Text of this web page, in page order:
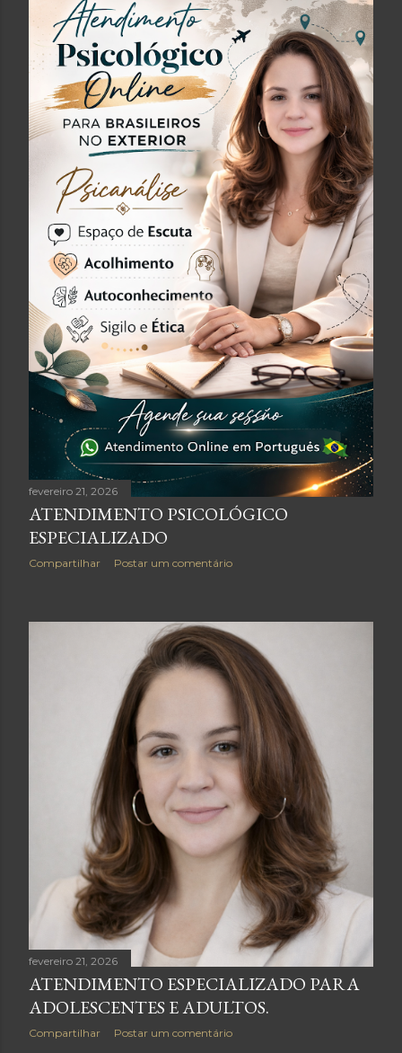
fevereiro 21, 2026
ATENDIMENTO PSICOLÓGICO
ESPECIALIZADO
Compartilhar Postar um comentário
fevereiro 21, 2026
ATENDIMENTO ESPECIALIZADO PARA
ADOLESCENTES E ADULTOS.
Compartilhar Postar um comentário